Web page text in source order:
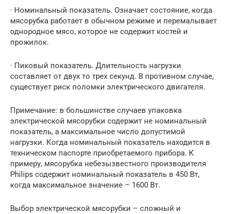
· Номинальный показатель. Означает состояние, когда
мясорубка работает в обычном режиме и перемалывает
однородное мясо, которое не содержит костей и
прожилок.
· Пиковый показатель. Длительность нагрузки
составляет от двух то трех секунд. В противном случае,
существует риск поломки электрического двигателя.
Примечание: в большинстве случаев упаковка
электрической мясорубки содержит не номинальный
показатель, а максимальное число допустимой
нагрузки. Когда номинальный показатель находится в
техническом паспорте приобретаемого прибора. К
примеру, мясорубка небезызвестного производителя
Philips содержит номинальный показатель в 450 Вт,
когда максимальное значение – 1600 Вт.
Выбор электрической мясорубки – сложный и